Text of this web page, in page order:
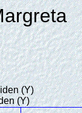
(Y)
(Y)